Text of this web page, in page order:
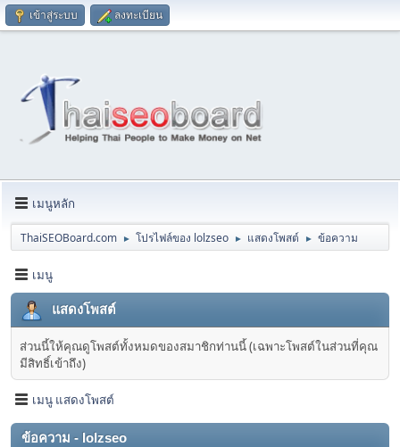
เข้าสู่ระบบ ลงทะเบียน
เมนูหลัก
ThaiSEOBoard.com ► โปรไฟล์ของ lolzseo ► แสดงโพสต์ ► ข้อความ
เมนู
แสดงโพสต์
ส่วนนี้ให้คุณดูโพสต์ทั้งหมดของสมาชิกท่านนี้ (เฉพาะโพสต์ในส่วนที่คุณ
มีสิทธิ์เข้าถึง)
เมนู แสดงโพสต์
ข้อความ - lolzseo